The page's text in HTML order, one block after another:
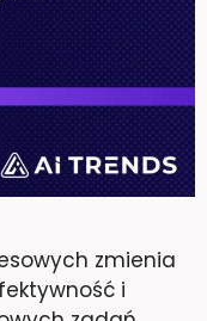
zmienia
i